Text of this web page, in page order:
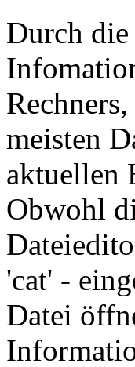
Durch
meisten
aktuellen
Obwohl
'cat' -
Datei